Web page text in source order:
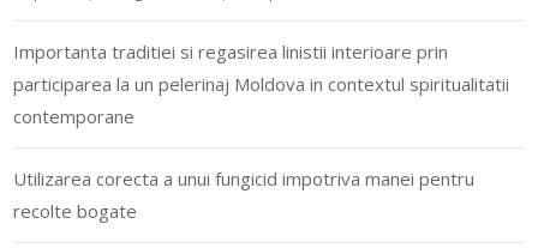
Importanta traditiei si regasirea linistii interioare prin
participarea la un pelerinaj Moldova in contextul spiritualitatii
contemporane
Utilizarea corecta a unui fungicid impotriva manei pentru
recolte bogate